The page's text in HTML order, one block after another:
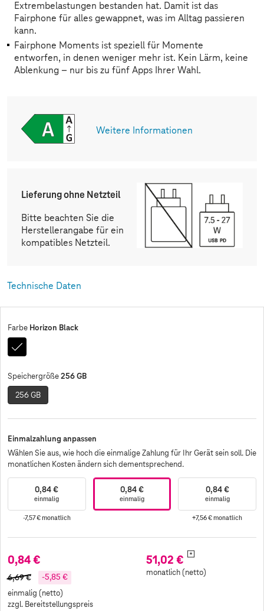
Extrembelastungen bestanden hat. Damit ist das
Fairphone für alles gewappnet, was im Alltag passieren
kann.
Fairphone Moments ist speziell für Momente
entworfen, in denen weniger mehr ist. Kein Lärm, keine
Ablenkung – nur bis zu fünf Apps Ihrer Wahl.
Weitere Informationen
Lieferung ohne Netzteil
Bitte beachten Sie die
Herstellerangabe für ein
kompatibles Netzteil.
Technische Daten
Farbe Horizon Black
Horizon
Black
Speichergröße 256 GB
256 GB
Einmalzahlung anpassen
Wählen Sie aus, wie hoch die einmalige Zahlung für Ihr Gerät sein soll. Die
monatlichen Kosten ändern sich dementsprechend.
0,84 €
einmalig
-7,57 €monatlich
0,84 €
einmalig
0,84 €
einmalig
+7,56 €monatlich
0,84 €
6,69 €
-5,85 €
einmalig (netto)
zzgl. Bereitstellungspreis
51,02 € *
monatlich (netto)